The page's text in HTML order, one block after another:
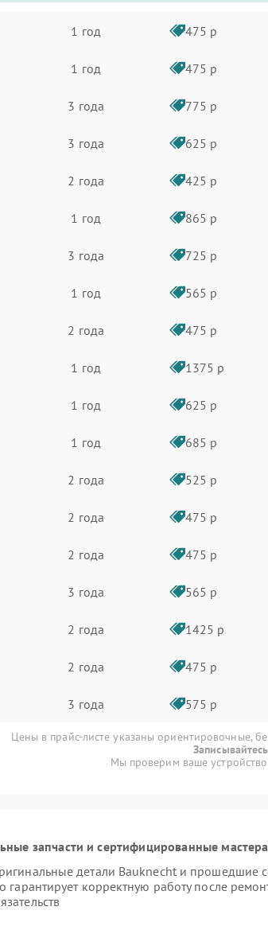
1 год 475 р
1 год 475 р
3 года 775 р
3 года 625 р
2 года 425 р
1 год 865 р
3 года 725 р
1 год 565 р
2 года 475 р
1 год 1375 р
1 год 625 р
1 год 685 р
2 года 525 р
2 года 475 р
2 года 475 р
3 года 565 р
2 года 1425 р
2 года 475 р
3 года 575 р
Цены в прайс-листе указаны ориентировочные,
Мы проверим ваше
запчасти и сертифицированные мастера
детали Bauknecht и прошедшие
гарантирует корректную работу после